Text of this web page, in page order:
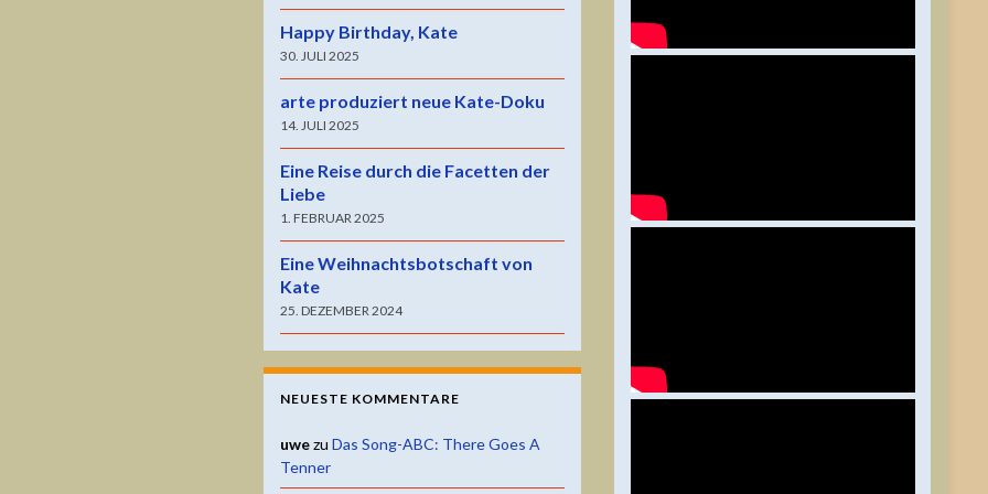
Happy Birthday, Kate
30. JULI 2025
arte produziert neue Kate-Doku
14. JULI 2025
Eine Reise durch die Facetten der
Liebe
1. FEBRUAR 2025
Eine Weihnachtsbotschaft von
Kate
25. DEZEMBER 2024
NEUESTE KOMMENTARE
uwezu Das Song-ABC: There Goes A
Tenner